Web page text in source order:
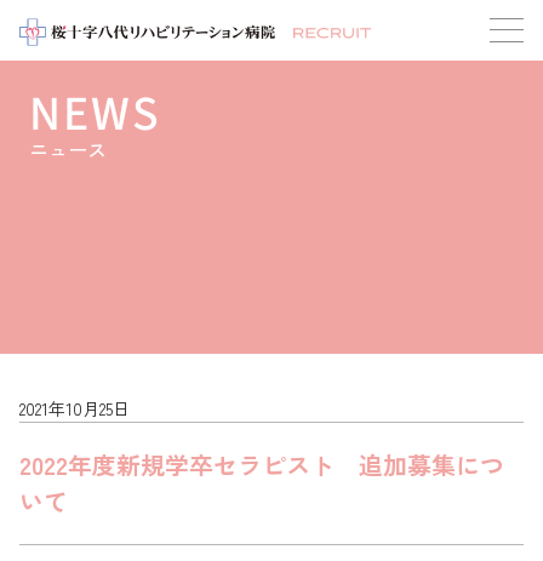
NEWS
ニュース
2021年10月25日
2022年度新規学卒セラピスト 追加募集につ
いて